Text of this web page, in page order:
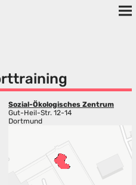
Sozial-Ökologisches Zentrum
Gut-Heil-Str. 12-14
Dortmund